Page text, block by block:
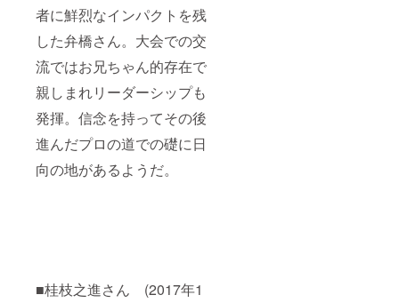
者に鮮烈なインパクトを残
した弁橋さん。大会での交
流ではお兄ちゃん的存在で
親しまれリーダーシップも
発揮。信念を持ってその後
進んだプロの道での礎に日
向の地があるようだ。
■桂枝之進さん (2017年1